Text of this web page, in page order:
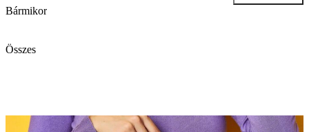
Bármikor
Összes